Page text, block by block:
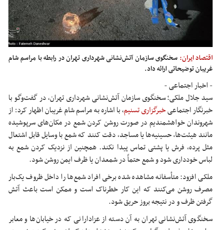
اقتصاد ایران: سخنگوی سازمان آتش‌نشانی شهرداری تهران در رابطه با مراسم شام
غریبان توضیحاتی ارائه داد.
- اخبار اجتماعی -
سید جلال ملکی؛ سخنگوی سازمان آتش‌نشانی شهرداری تهران، در گفت‌وگو با
خبرنگار اجتماعیخبرگزاری تسنیم، با اشاره به مراسم شام غریبان اظهار کرد: از
شهروندان خواهشمندیم در صورت روشن کردن شمع در مکان‌های سرپوشیده
مانند هیئت‌ها، حسینیه‌ها یا مساجد، دقت کنند که شمع با وسایل قابل اشتعال
مثل پرده، فرش یا پشتی تماس پیدا نکند. همچنین از نزدیک کردن شمع به
لباس خودداری شود و شمع حتماً در شمعدان یا ظرف ایمن روشن شود.
ملکی افزود: متأسفانه مشاهده شده برخی افراد شمع‌ها را داخل ظروف یک‌بار
مصرف روشن می‌کنند که این کار خطرناک است و ممکن است باعث آتش
گرفتن ظرف و در نتیجه بروز حریق شود.
سخنگوی آتش‌نشانی تهران به آن دسته از عزادارانی که در خیابان‌ها و معابر